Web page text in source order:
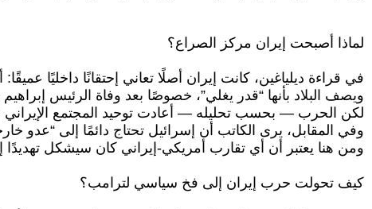
لماذا أصبحت إيران مركز الصراع؟
في قراءة ديلياغين، كانت إيران أصلًا تعاني إحتقانًا داخليًا
ويصف البلاد بأنها “قدر يغلي”، خصوصًا بعد وفاة الرئيس
لكن الحرب — بحسب تحليله — أعادت توحيد المجتمع الإيراني
وفي المقابل، يرى الكاتب أن إسرائيل تحتاج دائمًا إلى “عدو
ومن هنا يعتبر أن أي تقارب أمريكي-إيراني كان سيشكل
كيف تحولت حرب إيران إلى فخ سياسي لترامب؟